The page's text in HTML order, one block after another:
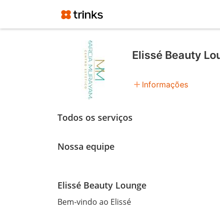
Elissé Beauty
add Informações
Todos os serviços
Nossa equipe
Elissé Beauty Lounge
Bem-vindo ao Elissé